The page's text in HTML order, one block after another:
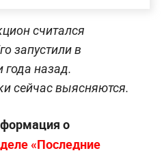
считался
запустили в
года назад.
сейчас выясняются.
о
«Последние